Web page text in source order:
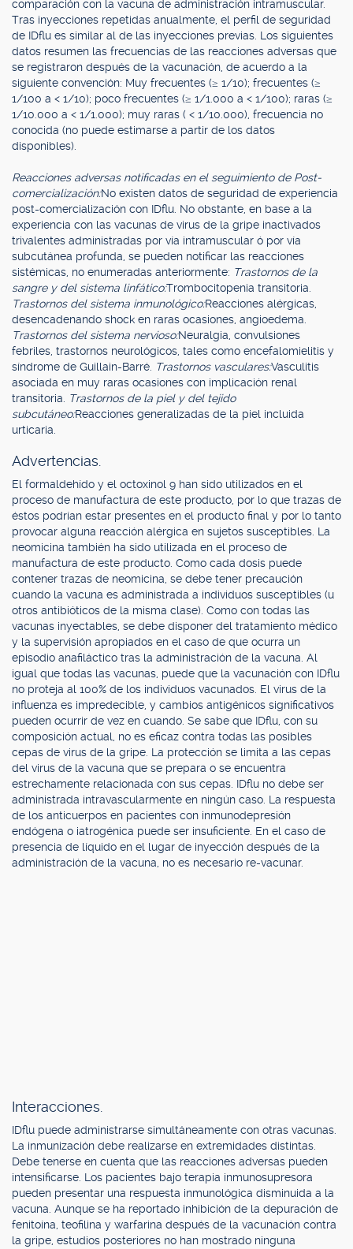
comparación con la vacuna de administración intramuscular.
Tras inyecciones repetidas anualmente, el perfil de seguridad
de IDflu es similar al de las inyecciones previas. Los siguientes
datos resumen las frecuencias de las reacciones adversas que
se registraron después de la vacunación, de acuerdo a la
siguiente convención: Muy frecuentes (≥ 1/10); frecuentes (≥
1/100 a < 1/10); poco frecuentes (≥ 1/1.000 a < 1/100); raras (≥
1/10.000 a < 1/1.000); muy raras ( < 1/10.000), frecuencia no
conocida (no puede estimarse a partir de los datos
disponibles).
Reacciones adversas notificadas en el seguimiento de Post-
comercialización:No existen datos de seguridad de experiencia
post-comercialización con IDflu. No obstante, en base a la
experiencia con las vacunas de virus de la gripe inactivados
trivalentes administradas por vía intramuscular ó por vía
subcutánea profunda, se pueden notificar las reacciones
sistémicas, no enumeradas anteriormente: Trastornos de la
sangre y del sistema linfático:Trombocitopenia transitoria.
Trastornos del sistema inmunológico:Reacciones alérgicas,
desencadenando shock en raras ocasiones, angioedema.
Trastornos del sistema nervioso:Neuralgia, convulsiones
febriles, trastornos neurológicos, tales como encefalomielitis y
síndrome de Guillain-Barré. Trastornos vasculares:Vasculitis
asociada en muy raras ocasiones con implicación renal
transitoria.
Trastornos de la piel y del tejido
subcutáneo:Reacciones generalizadas de la piel incluida
urticaria.
Advertencias.
El formaldehído y el octoxinol 9 han sido utilizados en el
proceso de manufactura de este producto, por lo que trazas de
éstos podrían estar presentes en el producto final y por lo tanto
provocar alguna reacción alérgica en sujetos susceptibles. La
neomicina también ha sido utilizada en el proceso de
manufactura de este producto. Como cada dosis puede
contener trazas de neomicina, se debe tener precaución
cuando la vacuna es administrada a individuos susceptibles (u
otros antibióticos de la misma clase). Como con todas las
vacunas inyectables, se debe disponer del tratamiento médico
y la supervisión apropiados en el caso de que ocurra un
episodio anafiláctico tras la administración de la vacuna. Al
igual que todas las vacunas, puede que la vacunación con IDflu
no proteja al 100% de los individuos vacunados. El virus de la
influenza es impredecible, y cambios antigénicos significativos
pueden ocurrir de vez en cuando. Se sabe que IDflu, con su
composición actual, no es eficaz contra todas las posibles
cepas de virus de la gripe. La protección se limita a las cepas
del virus de la vacuna que se prepara o se encuentra
estrechamente relacionada con sus cepas. IDflu no debe ser
administrada intravascularmente en ningún caso. La respuesta
de los anticuerpos en pacientes con inmunodepresión
endógena o iatrogénica puede ser insuficiente. En el caso de
presencia de líquido en el lugar de inyección después de la
administración de la vacuna, no es necesario re-vacunar.
Interacciones.
IDflu puede administrarse simultáneamente con otras vacunas.
La inmunización debe realizarse en extremidades distintas.
Debe tenerse en cuenta que las reacciones adversas pueden
intensificarse. Los pacientes bajo terapia inmunosupresora
pueden presentar una respuesta inmunológica disminuida a la
vacuna. Aunque se ha reportado inhibición de la depuración de
fenitoína, teofilina y warfarina después de la vacunación contra
la gripe, estudios posteriores no han mostrado ninguna